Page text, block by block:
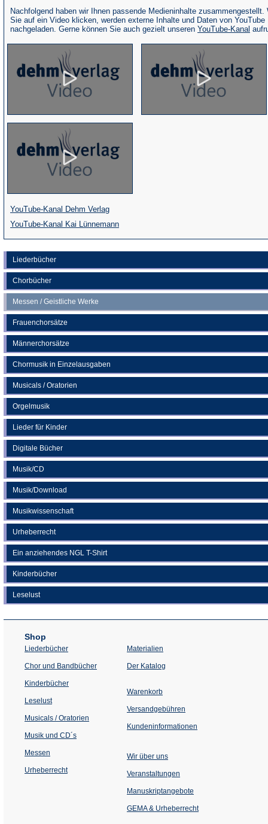
Liederbücher
Chorbücher
Messen / Geistliche Werke
Frauenchorsätze
Männerchorsätze
Chormusik in Einzelausgaben
Musicals / Oratorien
Orgelmusik
Lieder für Kinder
Digitale Bücher
Musik/CD
Musik/Download
Musikwissenschaft
Urheberrecht
Ein anziehendes NGL T-Shirt
Kinderbücher
Leselust
Nachfolgend haben wir Ihnen passende Medieninhalte zusammengestellt.
Sie auf ein Video klicken, werden externe Inhalte und Daten von YouTube
nachgeladen. Gerne können Sie auch gezielt unseren YouTube-Kanal
YouTube-Kanal Dehm Verlag(Öffnet
in
einem
neuen
Tab)
YouTube-Kanal Kai Lünnemann(Öffnet
in
einem
neuen
Shop
Liederbücher
Chor und Bandbücher
Kinderbücher
Leselust
Musicals / Oratorien
Musik und CD´s
Messen
Urheberrecht
Materialien
Der Katalog
Warenkorb
Versandgebühren
Kundeninformationen
Wir über uns
Veranstaltungen
einem
Tab)
Manuskriptangebote
GEMA & Urheberrecht